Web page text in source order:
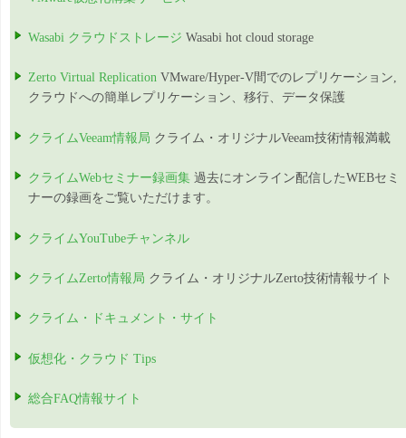
Wasabi クラウドストレージ Wasabi hot cloud storage
Zerto Virtual Replication VMware/Hyper-V間でのレプリケーション,
クラウドへの簡単レプリケーション、移行、データ保護
クライムVeeam情報局 クライム・オリジナルVeeam技術情報満載
クライムWebセミナー録画集 過去にオンライン配信したWEBセミ
ナーの録画をご覧いただけます。
クライムYouTubeチャンネル
クライムZerto情報局 クライム・オリジナルZerto技術情報サイト
クライム・ドキュメント・サイト
仮想化・クラウド Tips
総合FAQ情報サイト